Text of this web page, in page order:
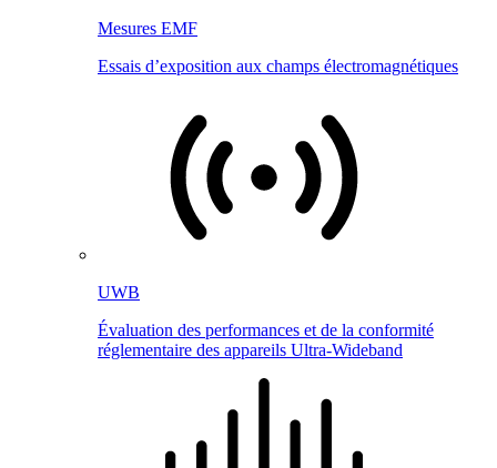
Mesures EMF
Essais d’exposition aux champs électromagnétiques
UWB
Évaluation des performances et de la conformité
réglementaire des appareils Ultra-Wideband